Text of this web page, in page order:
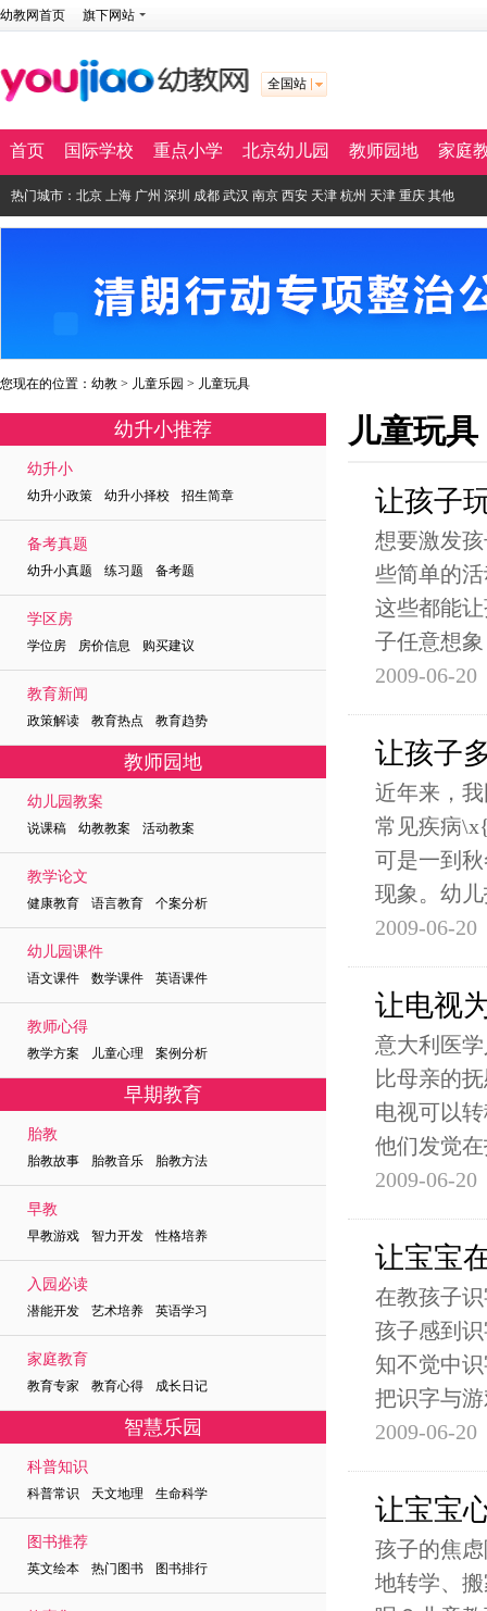
幼教网首页 旗下网站
全国站
首页 国际学校 重点小学 北京幼儿园 教师园地 家庭
热门城市： 北京 上海 广州 深圳 成都 武汉 南京 西安 天津 杭州 天津 重庆 其他
您现在的位置： 幼教 > 儿童乐园 > 儿童玩具
幼升小推荐
幼升小
幼升小政策 幼升小择校 招生简章
备考真题
幼升小真题 练习题 备考题
学区房
学位房 房价信息 购买建议
教育新闻
政策解读 教育热点 教育趋势
教师园地
幼儿园教案
说课稿 幼教教案 活动教案
教学论文
健康教育 语言教育 个案分析
幼儿园课件
语文课件 数学课件 英语课件
教师心得
教学方案 儿童心理 案例分析
早期教育
胎教
胎教故事 胎教音乐 胎教方法
早教
早教游戏 智力开发 性格培养
入园必读
潜能开发 艺术培养 英语学习
家庭教育
教育专家 教育心得 成长日记
智慧乐园
科普知识
科普常识 天文地理 生命科学
图书推荐
英文绘本 热门图书 图书排行
儿童玩具
让孩子
想要激发
些简单的
这些都能
子任意想
2009-06-20
让孩子
近年来，
常见疾病
可是一到
现象。幼
2009-06-20
让电视
意大利医
比母亲的
电视可以
他们发觉
2009-06-20
让宝宝
在教孩子
孩子感到
知不觉中
把识字与
2009-06-20
让宝宝
孩子的焦
地转学、